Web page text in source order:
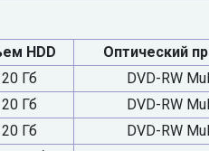
HDD Оптический
Гб DVD-RW
Гб DVD-RW
Гб DVD-RW